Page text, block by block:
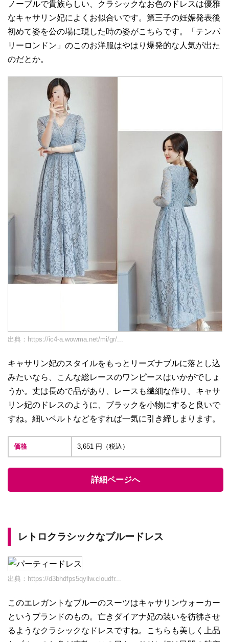
ノーブルで貴族らしい、クラシックなお色のドレスは優雅
なキャサリン妃によくお似合いです。第三子の妊娠発表後
初めて姿を公の場に現した時の姿がこちらです。「テンパ
リーロンドン」のこのお洋服はやはり爆発的な人気が出た
のだとか。
出典： https://ic4-a.wowma.net/mi/gr/...
キャサリン妃のスタイルをもっとリーズナブルに落とし込
みたいなら、こんな総レースのワンピースはいかがでしょ
うか。丈は長めで品があり、レースも繊細な作り。キャサ
リン妃のドレスのように、ブラックを小物にすると良いで
すね。細いベルトなどをすれば一気に引き締しまります。
価格 3,651 円（税込）
詳細ページへ
レトロクラシックなブルードレス
出典： https://d3bhdfps5qyllw.cloudfr...
このエレガントなブルーのスーツはキャサリンウォーカー
というブランドのもの。亡きダイアナ妃の装いを彷彿させ
るようなクラシックなドレスですね。こちらも美しく上品